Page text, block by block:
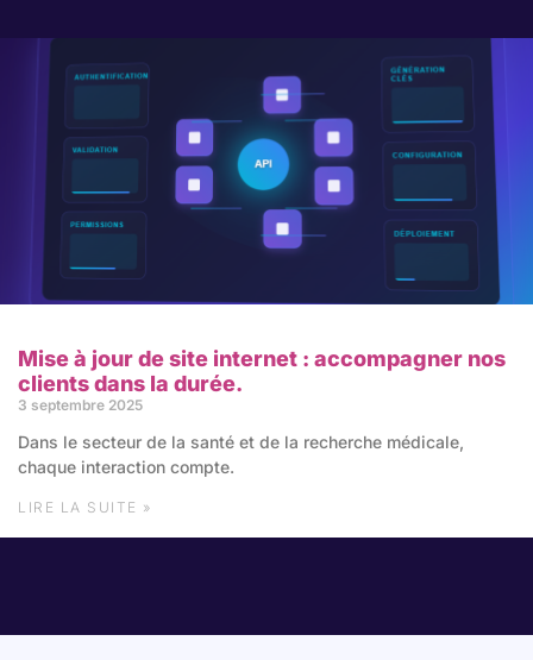
Mise à jour de site internet : accompagner nos
clients dans la durée.
3 septembre 2025
Dans le secteur de la santé et de la recherche médicale,
chaque interaction compte.
LIRE LA SUITE »